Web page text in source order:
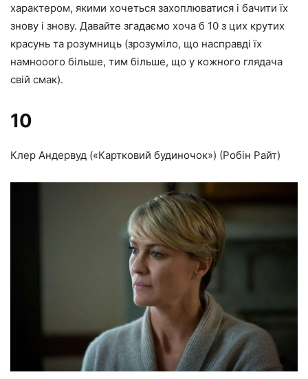
характером, якими хочеться захоплюватися і бачити їх
знову і знову. Давайте згадаємо хоча б 10 з цих крутих
красунь та розумниць (зрозуміло, що насправді їх
намнооого більше, тим більше, що у кожного глядача
свій смак).
10
Клер Андервуд («Картковий будиночок») (Робін Райт)